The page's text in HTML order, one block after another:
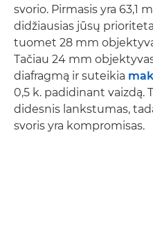
svorio. Pirmasis yra 63,1
didžiausias jūsų
tuomet 28 mm
Tačiau 24 mm
diafragmą ir suteikia
0,5 k. padidinant vaizdą.
didesnis lankstumas,
svoris yra kompromisas.